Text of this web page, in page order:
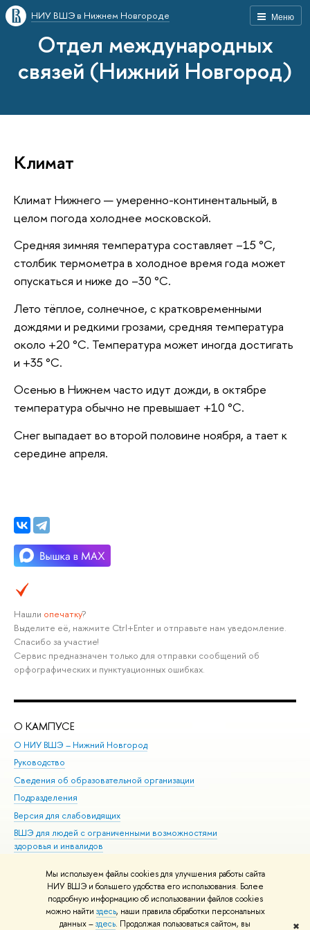
Мы используем файлы cookies для улучшения работы сайта
НИУ ВШЭ и большего удобства его использования. Более
подробную информацию об использовании файлов cookies
можно найти здесь, наши правила обработки персональных
данных –здесь. Продолжая пользоваться сайтом, вы ✖
Меню
НИУ ВШЭ в Нижнем Новгороде
Отдел международных
связей (Нижний Новгород)
Климат
Климат Нижнего — умеренно-континентальный, в
целом погода холоднее московской.
Средняя зимняя температура составляет –15 °C,
столбик термометра в холодное время года может
опускаться и ниже до –30 °C.
Лето тёплое, солнечное, с кратковременными
дождями и редкими грозами, средняя температура
около +20 °C. Температура может иногда достигать
и +35 °C.
Осенью в Нижнем часто идут дожди, в октябре
температура обычно не превышает +10 °C.
Снег выпадает во второй половине ноября, а тает к
середине апреля.
Нашли опечатку?
Выделите её, нажмите Ctrl+Enter и отправьте нам уведомление.
Спасибо за участие!
Сервис предназначен только для отправки сообщений об
орфографических и пунктуационных ошибках.
О КАМПУСЕ
О НИУ ВШЭ – Нижний Новгород
Руководство
Сведения об образовательной организации
Подразделения
Версия для слабовидящих
ВШЭ для людей с ограниченными возможностями
здоровья и инвалидов